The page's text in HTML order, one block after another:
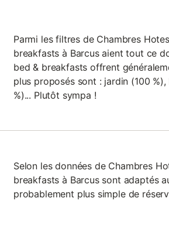
Parmi les filtres de Chambres
breakfasts à Barcus aient tout ce
bed & breakfasts offrent
plus proposés sont : jardin (100
%)... Plutôt sympa !
Selon les données de Chambres
breakfasts à Barcus sont adaptés
probablement plus simple de